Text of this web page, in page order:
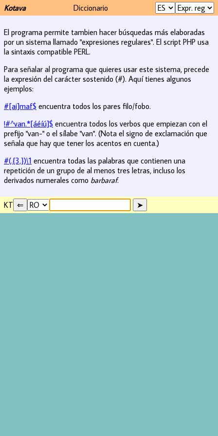
Kotava Diccionario
El programa permite tambien hacer búsquedas más elaboradas
por un sistema llamado "expresiones regulares". El script PHP usa
la sintaxis compatible PERL.
Para señalar al programa que quieres usar este sistema, precede
la expresión del carácter sostenido (#). Aquí tienes algunos
ejemplos:
#[ai]maf$ encuentra todos los pares filo/fobo.
!#^van.*[áéíú]$ encuentra todos los verbos que empiezan con el
prefijo "van-" o el sílabe "van". (Nota el signo de exclamación que
señala que hay que tener los acentos en cuenta.)
#(.{3,})\1 encuentra todas las palabras que contienen una
repetición de un grupo de al menos tres letras, incluso los
derivados numerales como barbaraf.
KT